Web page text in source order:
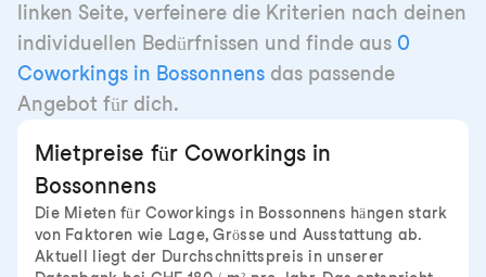
linken Seite, verfeinere die Kriterien nach deinen
individuellen Bedürfnissen und finde aus 0
Coworkings in Bossonnens das passende
Angebot für dich.
Mietpreise für Coworkings in
Bossonnens
Die Mieten für Coworkings in Bossonnens hängen stark
von Faktoren wie Lage, Grösse und Ausstattung ab.
Aktuell liegt der Durchschnittspreis in unserer